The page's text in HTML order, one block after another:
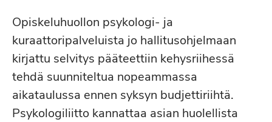
Opiskeluhuollon psykologi- ja
kuraattoripalveluista jo hallitusohjelmaan
kirjattu selvitys pääteettiin kehysriihessä
tehdä suunniteltua nopeammassa
aikataulussa ennen syksyn budjettiriihtä.
Psykologiliitto kannattaa asian huolellista